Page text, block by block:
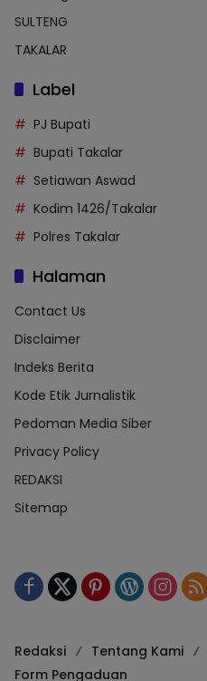
SULTENG
TAKALAR
Label
PJ Bupati
Bupati Takalar
Setiawan Aswad
Kodim 1426/Takalar
Polres Takalar
Halaman
Contact Us
Disclaimer
Indeks Berita
Kode Etik Jurnalistik
Pedoman Media Siber
Privacy Policy
REDAKSI
Sitemap
Redaksi Tentang Kami
Form Pengaduan